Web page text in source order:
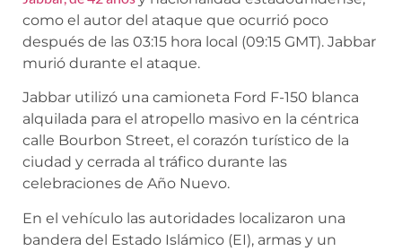
como el autor del ataque que ocurrió poco
después de las 03:15 hora local (09:15 GMT). Jabbar
murió durante el ataque.
Jabbar utilizó una camioneta Ford F-150 blanca
alquilada para el atropello masivo en la céntrica
calle Bourbon Street, el corazón turístico de la
ciudad y cerrada al tráfico durante las
celebraciones de Año Nuevo.
En el vehículo las autoridades localizaron una
bandera del Estado Islámico (EI), armas y un